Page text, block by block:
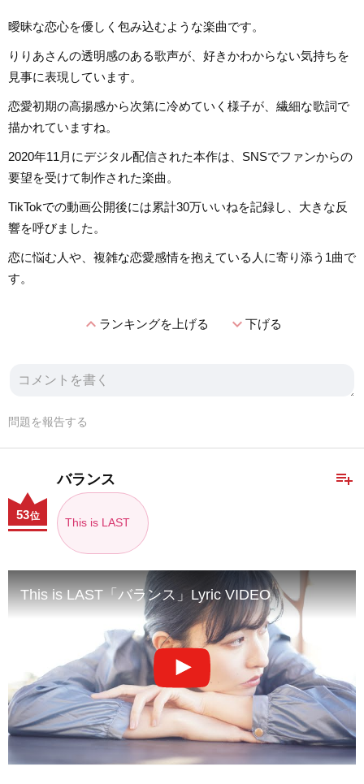
曖昧な恋心を優しく包み込むような楽曲です。
りりあさんの透明感のある歌声が、好きかわからない気持ちを
見事に表現しています。
恋愛初期の高揚感から次第に冷めていく様子が、繊細な歌詞で
描かれていますね。
2020年11月にデジタル配信された本作は、SNSでファンからの
要望を受けて制作された楽曲。
TikTokでの動画公開後には累計30万いいねを記録し、大きな反
響を呼びました。
恋に悩む人や、複雑な恋愛感情を抱えている人に寄り添う1曲で
す。
expand_lessランキングを上げる expand_more下げる
問題を報告する
playlist_add
バランス
This is LAST
53位
This is LAST「バランス」Lyric VIDEO